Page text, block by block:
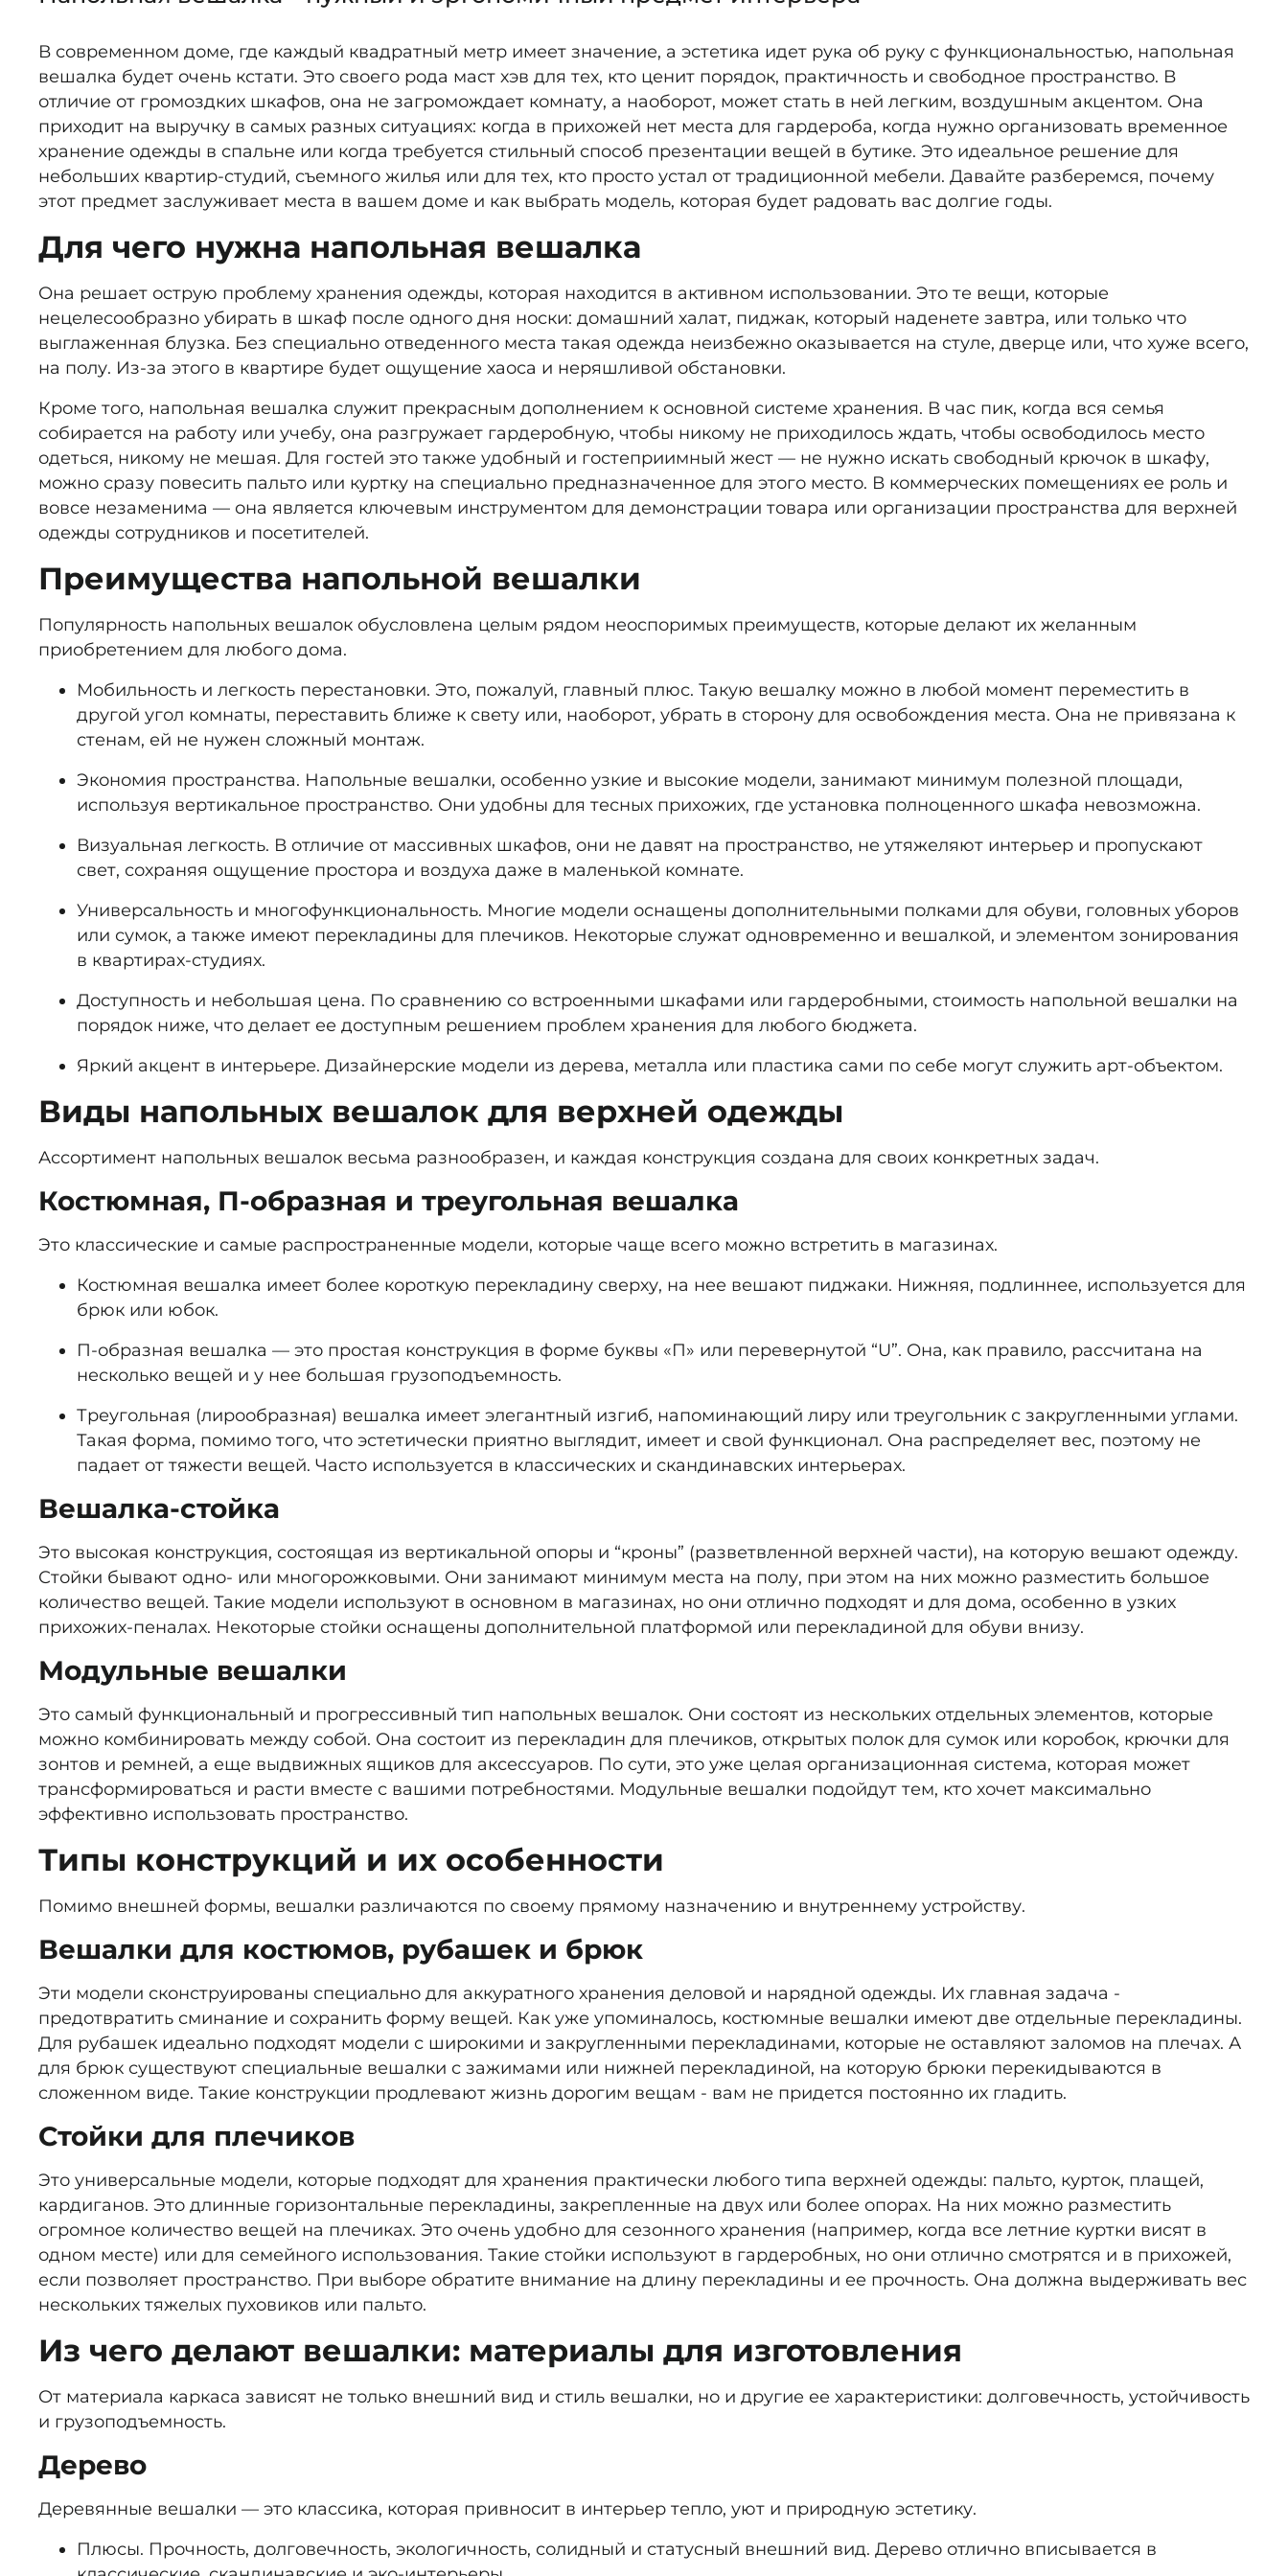
В современном доме, где каждый квадратный метр имеет значение, а эстетика идет рука об руку с функциональностью, напольная
вешалка будет очень кстати. Это своего рода маст хэв для тех, кто ценит порядок, практичность и свободное пространство. В
отличие от громоздких шкафов, она не загромождает комнату, а наоборот, может стать в ней легким, воздушным акцентом. Она
приходит на выручку в самых разных ситуациях: когда в прихожей нет места для гардероба, когда нужно организовать временное
хранение одежды в спальне или когда требуется стильный способ презентации вещей в бутике. Это идеальное решение для
небольших квартир-студий, съемного жилья или для тех, кто просто устал от традиционной мебели. Давайте разберемся, почему
этот предмет заслуживает места в вашем доме и как выбрать модель, которая будет радовать вас долгие годы.
Для чего нужна напольная вешалка
Она решает острую проблему хранения одежды, которая находится в активном использовании. Это те вещи, которые
нецелесообразно убирать в шкаф после одного дня носки: домашний халат, пиджак, который наденете завтра, или только что
выглаженная блузка. Без специально отведенного места такая одежда неизбежно оказывается на стуле, дверце или, что хуже всего,
на полу. Из-за этого в квартире будет ощущение хаоса и неряшливой обстановки.
Кроме того, напольная вешалка служит прекрасным дополнением к основной системе хранения. В час пик, когда вся семья
собирается на работу или учебу, она разгружает гардеробную, чтобы никому не приходилось ждать, чтобы освободилось место
одеться, никому не мешая. Для гостей это также удобный и гостеприимный жест — не нужно искать свободный крючок в шкафу,
можно сразу повесить пальто или куртку на специально предназначенное для этого место. В коммерческих помещениях ее роль и
вовсе незаменима — она является ключевым инструментом для демонстрации товара или организации пространства для верхней
одежды сотрудников и посетителей.
Преимущества напольной вешалки
Популярность напольных вешалок обусловлена целым рядом неоспоримых преимуществ, которые делают их желанным
приобретением для любого дома.
Мобильность и легкость перестановки. Это, пожалуй, главный плюс. Такую вешалку можно в любой момент переместить в
другой угол комнаты, переставить ближе к свету или, наоборот, убрать в сторону для освобождения места. Она не привязана к
стенам, ей не нужен сложный монтаж.
Экономия пространства. Напольные вешалки, особенно узкие и высокие модели, занимают минимум полезной площади,
используя вертикальное пространство. Они удобны для тесных прихожих, где установка полноценного шкафа невозможна.
Визуальная легкость. В отличие от массивных шкафов, они не давят на пространство, не утяжеляют интерьер и пропускают
свет, сохраняя ощущение простора и воздуха даже в маленькой комнате.
Универсальность и многофункциональность. Многие модели оснащены дополнительными полками для обуви, головных уборов
или сумок, а также имеют перекладины для плечиков. Некоторые служат одновременно и вешалкой, и элементом зонирования
в квартирах-студиях.
Доступность и небольшая цена. По сравнению со встроенными шкафами или гардеробными, стоимость напольной вешалки на
порядок ниже, что делает ее доступным решением проблем хранения для любого бюджета.
Яркий акцент в интерьере. Дизайнерские модели из дерева, металла или пластика сами по себе могут служить арт-объектом.
Виды напольных вешалок для верхней одежды
Ассортимент напольных вешалок весьма разнообразен, и каждая конструкция создана для своих конкретных задач.
Костюмная, П-образная и треугольная вешалка
Это классические и самые распространенные модели, которые чаще всего можно встретить в магазинах.
Костюмная вешалка имеет более короткую перекладину сверху, на нее вешают пиджаки. Нижняя, подлиннее, используется для
брюк или юбок.
П-образная вешалка — это простая конструкция в форме буквы «П» или перевернутой “U”. Она, как правило, рассчитана на
несколько вещей и у нее большая грузоподъемность.
Треугольная (лирообразная) вешалка имеет элегантный изгиб, напоминающий лиру или треугольник с закругленными углами.
Такая форма, помимо того, что эстетически приятно выглядит, имеет и свой функционал. Она распределяет вес, поэтому не
падает от тяжести вещей. Часто используется в классических и скандинавских интерьерах.
Вешалка-стойка
Это высокая конструкция, состоящая из вертикальной опоры и “кроны” (разветвленной верхней части), на которую вешают одежду.
Стойки бывают одно- или многорожковыми. Они занимают минимум места на полу, при этом на них можно разместить большое
количество вещей. Такие модели используют в основном в магазинах, но они отлично подходят и для дома, особенно в узких
прихожих-пеналах. Некоторые стойки оснащены дополнительной платформой или перекладиной для обуви внизу.
Модульные вешалки
Это самый функциональный и прогрессивный тип напольных вешалок. Они состоят из нескольких отдельных элементов, которые
можно комбинировать между собой. Она состоит из перекладин для плечиков, открытых полок для сумок или коробок, крючки для
зонтов и ремней, а еще выдвижных ящиков для аксессуаров. По сути, это уже целая организационная система, которая может
трансформироваться и расти вместе с вашими потребностями. Модульные вешалки подойдут тем, кто хочет максимально
эффективно использовать пространство.
Типы конструкций и их особенности
Помимо внешней формы, вешалки различаются по своему прямому назначению и внутреннему устройству.
Вешалки для костюмов, рубашек и брюк
Эти модели сконструированы специально для аккуратного хранения деловой и нарядной одежды. Их главная задача -
предотвратить сминание и сохранить форму вещей. Как уже упоминалось, костюмные вешалки имеют две отдельные перекладины.
Для рубашек идеально подходят модели с широкими и закругленными перекладинами, которые не оставляют заломов на плечах. А
для брюк существуют специальные вешалки с зажимами или нижней перекладиной, на которую брюки перекидываются в
сложенном виде. Такие конструкции продлевают жизнь дорогим вещам - вам не придется постоянно их гладить.
Стойки для плечиков
Это универсальные модели, которые подходят для хранения практически любого типа верхней одежды: пальто, курток, плащей,
кардиганов. Это длинные горизонтальные перекладины, закрепленные на двух или более опорах. На них можно разместить
огромное количество вещей на плечиках. Это очень удобно для сезонного хранения (например, когда все летние куртки висят в
одном месте) или для семейного использования. Такие стойки используют в гардеробных, но они отлично смотрятся и в прихожей,
если позволяет пространство. При выборе обратите внимание на длину перекладины и ее прочность. Она должна выдерживать вес
нескольких тяжелых пуховиков или пальто.
Из чего делают вешалки: материалы для изготовления
От материала каркаса зависят не только внешний вид и стиль вешалки, но и другие ее характеристики: долговечность, устойчивость
и грузоподъемность.
Дерево
Деревянные вешалки — это классика, которая привносит в интерьер тепло, уют и природную эстетику.
Плюсы. Прочность, долговечность, экологичность, солидный и статусный внешний вид. Дерево отлично вписывается в